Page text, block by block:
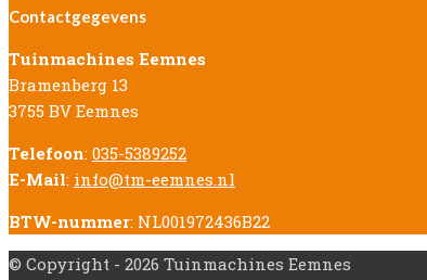
Contactgegevens
Tuinmachines Eemnes
Bramenberg 13
3755 BV Eemnes
Telefoon: 035-5389252
E-Mail: info@tm-eemnes.nl
BTW-nummer: NL001972436B22
© Copyright - 2026 Tuinmachines Eemnes